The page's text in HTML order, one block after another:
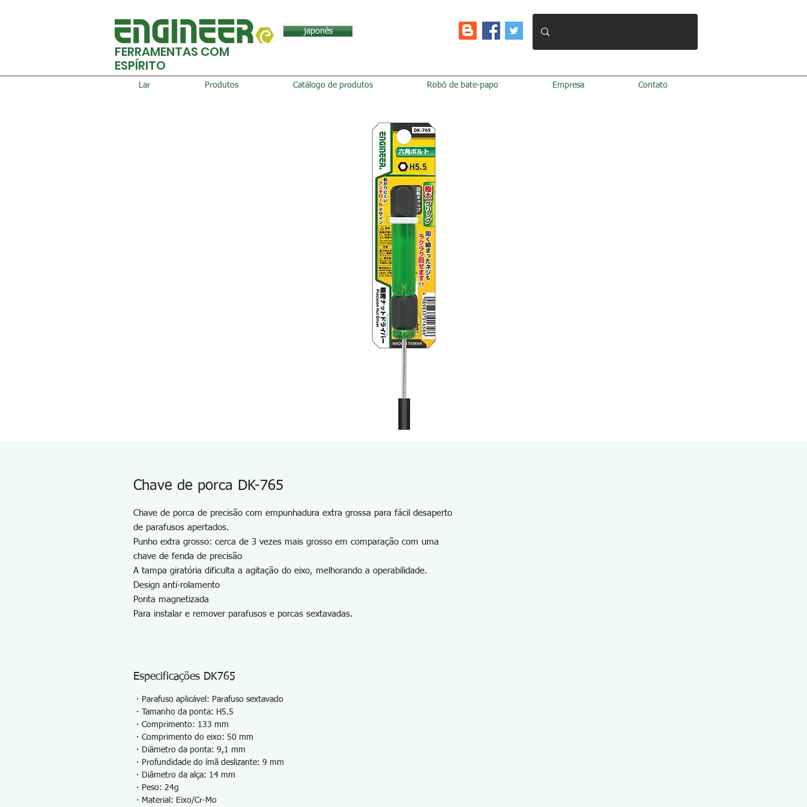
japonês
FERRAMENTAS COM
ESPÍRITO
Lar Produtos Catálogo de produtos Robô de bate-papo Empresa Contato
Chave de porca DK-765
Chave de porca de precisão com empunhadura extra grossa para fácil desaperto
de parafusos apertados.
Punho extra grosso: cerca de 3 vezes mais grosso em comparação com uma
chave de fenda de precisão
A tampa giratória dificulta a agitação do eixo, melhorando a operabilidade.
Design anti-rolamento
Ponta magnetizada
Para instalar e remover parafusos e porcas sextavadas.
Especificações DK765
・Parafuso aplicável: Parafuso sextavado
・Tamanho da ponta: H5.5
・Comprimento: 133 mm
・Comprimento do eixo: 50 mm
・Diâmetro da ponta: 9,1 mm
・Profundidade do ímã deslizante: 9 mm
・Diâmetro da alça: 14 mm
・Peso: 24g
・Material: Eixo/Cr-Mo